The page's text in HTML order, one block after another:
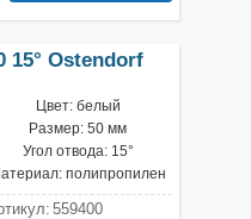
Ostendorf
Цвет: белый
Размер: 50 мм
Угол отвода: 15°
полипропилен
559400